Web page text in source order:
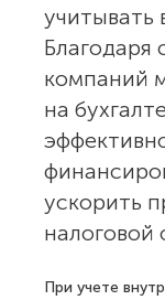
учитывать
Благодаря
компаний
на
ускорить
налоговой
При учете